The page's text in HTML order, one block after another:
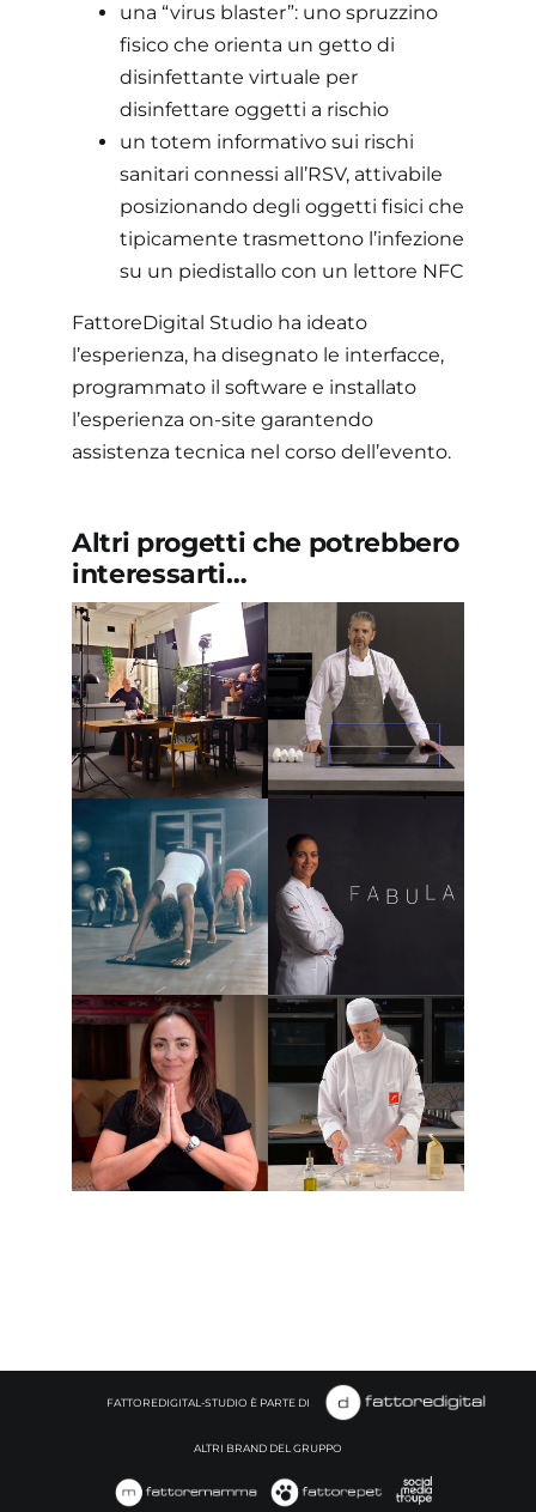
una “virus blaster”: uno spruzzino
fisico che orienta un getto di
disinfettante virtuale per
disinfettare oggetti a rischio
un totem informativo sui rischi
sanitari connessi all’RSV, attivabile
posizionando degli oggetti fisici che
tipicamente trasmettono l’infezione
su un piedistallo con un lettore NFC
FattoreDigital Studio ha ideato
l’esperienza, ha disegnato le interfacce,
programmato il software e installato
l’esperienza on-site garantendo
assistenza tecnica nel corso dell’evento.
Altri progetti che potrebbero
interessarti…
NEFF –
Podcast &
Video-
podcast –
“NEFF
SOUNDS
GOOD con
Alessio
Bertallot”
SIEMENS –
Web serie –
“Berton VS
Rosolino”
VIRGIN
ACTIVE –
Social video –
Webspot
elettrodomestici
– Web serie –
“Fabula” con
Rosanna
Marziale
BOSCH
elettrodomestici
– Web-promo
– Camila
Raznovich per
BOSCH
NEFF – Web
Serie –
“Sapori
autentici”
FATTOREDIGITAL-STUDIO È PARTE DI
ALTRI BRAND DEL GRUPPO